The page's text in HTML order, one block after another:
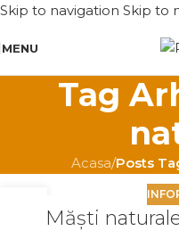
Skip to navigation Skip to
MENU
Tag
Acasa/Posts
Măști